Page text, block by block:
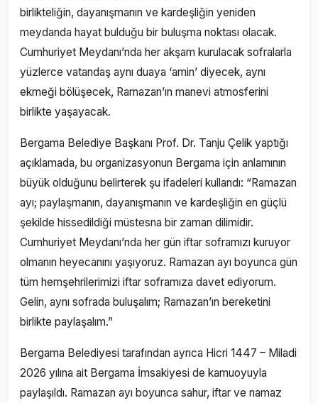
birlikteliğin, dayanışmanın ve kardeşliğin yeniden
meydanda hayat bulduğu bir buluşma noktası olacak.
Cumhuriyet Meydanı’nda her akşam kurulacak sofralarla
yüzlerce vatandaş aynı duaya ‘amin’ diyecek, aynı
ekmeği bölüşecek, Ramazan’ın manevi atmosferini
birlikte yaşayacak.
Bergama Belediye Başkanı Prof. Dr. Tanju Çelik yaptığı
açıklamada, bu organizasyonun Bergama için anlamının
büyük olduğunu belirterek şu ifadeleri kullandı: “Ramazan
ayı; paylaşmanın, dayanışmanın ve kardeşliğin en güçlü
şekilde hissedildiği müstesna bir zaman dilimidir.
Cumhuriyet Meydanı’nda her gün iftar soframızı kuruyor
olmanın heyecanını yaşıyoruz. Ramazan ayı boyunca gün
tüm hemşehrilerimizi iftar soframıza davet ediyorum.
Gelin, aynı sofrada buluşalım; Ramazan’ın bereketini
birlikte paylaşalım.”
Bergama Belediyesi tarafından ayrıca Hicri 1447 – Miladi
2026 yılına ait Bergama İmsakiyesi de kamuoyuyla
paylaşıldı. Ramazan ayı boyunca sahur, iftar ve namaz